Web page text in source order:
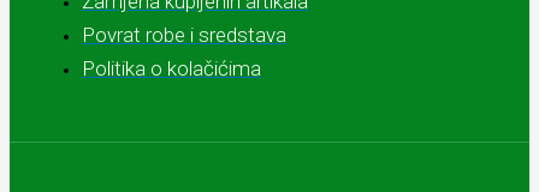
Povrat robe i sredstava
Politika o kolačićima